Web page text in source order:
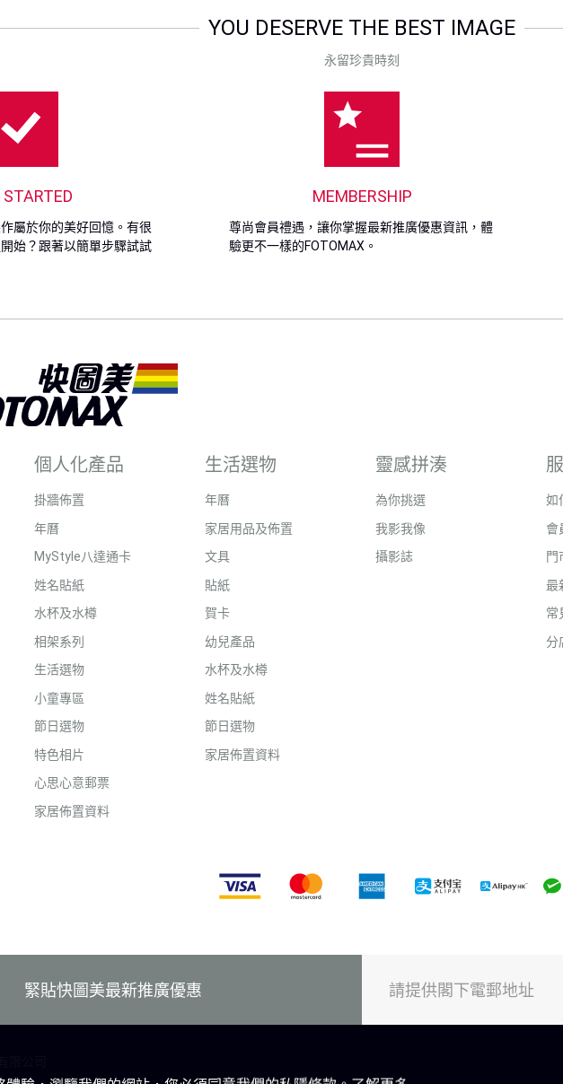
修復效果受原始相片品質影
如對本產品服務有任何查詢，歡
YOU DESERVE THE BEST IMAGE
永留珍貴時刻
STARTED
屬於你的美好回憶。有很
始？跟著以簡單步驟試試
MEMBERSHIP
尊尚會員禮遇，讓你掌握最新推廣優惠資訊，體
驗更不一樣的FOTOMAX。
個人化產品
掛牆佈置
年曆
MyStyle八達通卡
姓名貼紙
水杯及水樽
相架系列
生活選物
小童專區
節日選物
特色相片
心思心意郵票
家居佈置資料
生活選物
年曆
家居用品及佈置
文具
貼紙
賀卡
幼兒產品
水杯及水樽
姓名貼紙
節日選物
家居佈置資料
靈感拼湊
為你挑選
我影我像
攝影誌
如
會
門
最
常
分
緊貼快圖美最新推廣優惠